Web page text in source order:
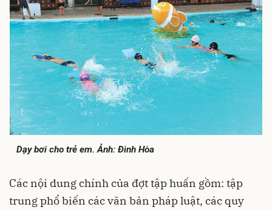
Dạy bơi cho trẻ em. Ảnh: Đình Hòa
Các nội dung chính của đợt tập huấn gồm: tập
trung phổ biến các văn bản pháp luật, các quy